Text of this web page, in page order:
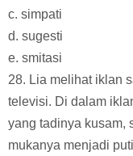
c. simpati
d. sugesti
e. smitasi
28. Lia melihat iklan
televisi. Di dalam
yang tadinya kusam,
mukanya menjadi